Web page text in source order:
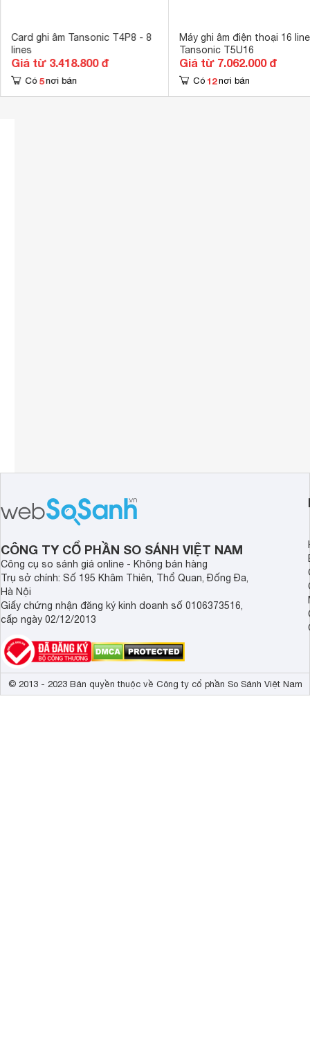
Card ghi âm Tansonic T4P8 - 8
lines
Giá từ 3.418.800 đ
Có 5 nơi bán
Máy ghi âm điện thoại 16
Tansonic T5U16
Giá từ 7.062.000 đ
Có 12 nơi bán
CÔNG TY CỔ PHẦN SO SÁNH VIỆT NAM
Công cụ so sánh giá online - Không bán hàng
Trụ sở chính: Số 195 Khâm Thiên, Thổ Quan, Đống Đa,
Hà Nội
Giấy chứng nhận đăng ký kinh doanh số 0106373516,
cấp ngày 02/12/2013
© 2013 - 2023 Bản quyền thuộc về Công ty cổ phần So Sánh Việt Nam